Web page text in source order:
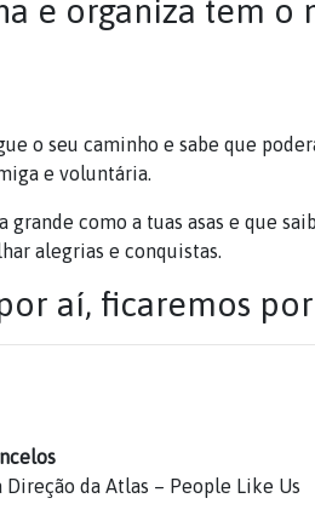
e organiza tem o
o seu caminho e sabe que
e voluntária.
grande como a tuas asas e que
alegrias e conquistas.
aí, ficaremos
Direção da Atlas – People Like Us